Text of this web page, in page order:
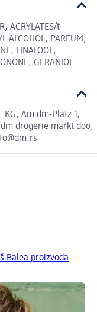
ACRYLATES/t-
ALCOHOL, PARFUM,
LINALOOL,
GERANIOL.
Am dm-Platz 1,
drogerie markt doo,
Balea proizvoda